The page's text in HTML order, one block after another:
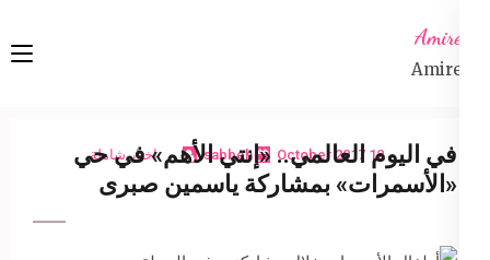
content
Enter)
Amireta
Amireta
12 October 2017
sabbeh اخبار شاملة
في اليوم العالمي.. «إنتي الأهم» في حي
«الأسمرات» بمشاركة ياسمين صبرى